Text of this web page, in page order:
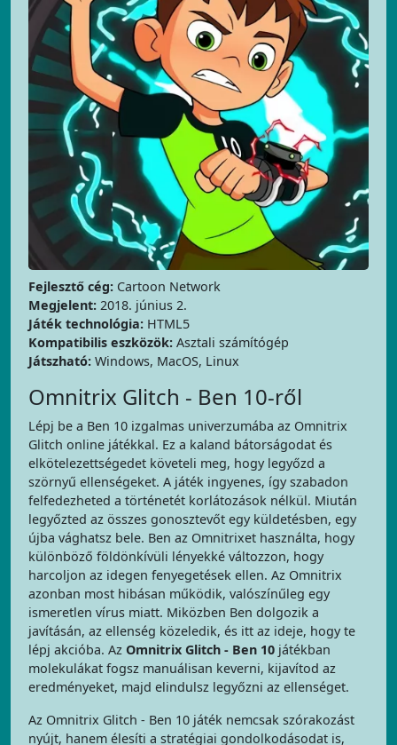
Fejlesztő cég: Cartoon Network
Megjelent: 2018. június 2.
Játék technológia: HTML5
Kompatibilis eszközök: Asztali számítógép
Játszható: Windows, MacOS, Linux
Omnitrix Glitch - Ben 10-ről
Lépj be a Ben 10 izgalmas univerzumába az Omnitrix
Glitch online játékkal. Ez a kaland bátorságodat és
elkötelezettségedet követeli meg, hogy legyőzd a
szörnyű ellenségeket. A játék ingyenes, így szabadon
felfedezheted a történetét korlátozások nélkül. Miután
legyőzted az összes gonosztevőt egy küldetésben, egy
újba vághatsz bele. Ben az Omnitrixet használta, hogy
különböző földönkívüli lényekké változzon, hogy
harcoljon az idegen fenyegetések ellen. Az Omnitrix
azonban most hibásan működik, valószínűleg egy
ismeretlen vírus miatt. Miközben Ben dolgozik a
javításán, az ellenség közeledik, és itt az ideje, hogy te
lépj akcióba. Az Omnitrix Glitch - Ben 10 játékban
molekulákat fogsz manuálisan keverni, kijavítod az
eredményeket, majd elindulsz legyőzni az ellenséget.
Az Omnitrix Glitch - Ben 10 játék nemcsak szórakozást
nyújt, hanem élesíti a stratégiai gondolkodásodat is,